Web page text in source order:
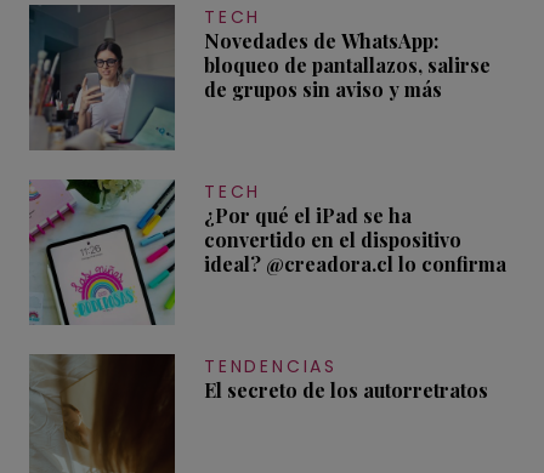
TECH
Novedades de WhatsApp:
bloqueo de pantallazos, salirse
de grupos sin aviso y más
TECH
¿Por qué el iPad se ha
convertido en el dispositivo
ideal? @creadora.cl lo confirma
TENDENCIAS
El secreto de los autorretratos